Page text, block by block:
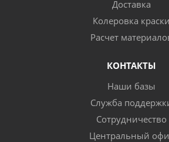
Доставка
Колеровка краски
Расчет
КОНТАКТЫ
Наши базы
Служба
Сотрудничество
Центральный